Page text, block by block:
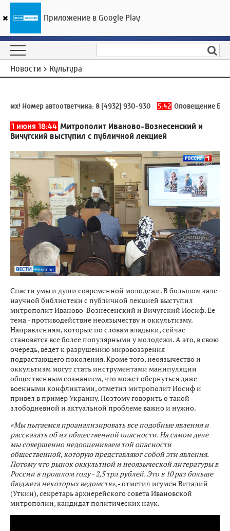
ГТРК «Ивтелерадио»
Новости > Культура
Номер автоответчика:8 (4932) 930-930 5:42 Оповещение БПЛА
1 июня 18:44 Митрополит Иваново-Вознесенский и
Вичугский выступил с публичной лекцией
Спасти умы и души современной молодежи. В большом зале
научной библиотеки с публичной лекцией выступил
митрополит Иваново-Вознесенский и Вичугский Иосиф. Ее
тема - противодействие неоязычеству и оккультизму.
Направлениям, которые по словам владыки, сейчас
становятся все более популярными у молодежи. А это, в свою
очередь, ведет к разрушению мировоззрения
подрастающего поколения. Кроме того, неоязычество и
оккультизм могут стать инструментами манипуляции
общественным сознанием, что может обернуться даже
военными конфликтами, отметил митрополит Иосиф и
привел в пример Украину. Поэтому говорить о такой
злободневной и актуальной проблеме важно и нужно.
«Мы пытаемся проанализировать все подобные явления и
рассказать об их общественной опасности. На самом деле
мы совершенно недооцениваем той опасности
общественной, которую представляют собой эти явления.
Потому что рынок оккультной и неоязыческой литературы в
России в прошлом году - 2,5 трл рублей. Это в 10 раз больше
бюджета некоторых ведомств», - отметил игумен Виталий
(Уткин), секретарь архиерейского совета Ивановской
митрополии, кандидат политических наук.
Приложение в Google Play